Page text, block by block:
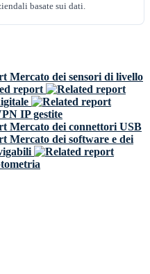
basate sui dati.
Mercato dei sensori di livello
IP gestite
Mercato dei connettori USB
Mercato dei software e dei